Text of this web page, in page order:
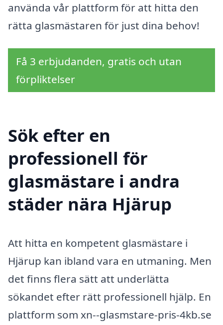
använda vår plattform för att hitta den
rätta glasmästaren för just dina behov!
Få 3 erbjudanden, gratis och utan
förpliktelser
Sök efter en
professionell för
glasmästare i andra
städer nära Hjärup
Att hitta en kompetent glasmästare i
Hjärup kan ibland vara en utmaning. Men
det finns flera sätt att underlätta
sökandet efter rätt professionell hjälp. En
plattform som xn--glasmstare-pris-4kb.se